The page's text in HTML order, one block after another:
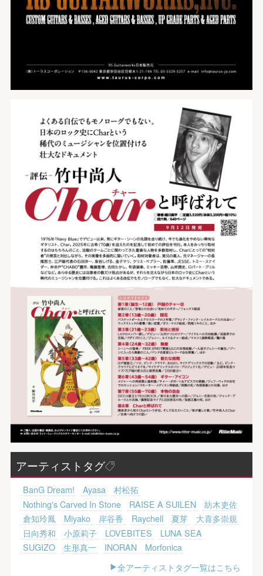
アーティストタグ
BanG Dream! Ayasa
村松拓
Nothing's Carved In Stone
RAISE A SUILEN
紡木吏佐
倉知玲鳳
Miyako 岸谷香 Raychell 夏芽
大喜多崇規
日向秀和
小原莉子 LOVEBITES
LUNA SEA
SUGIZO
生形真一 INORAN
Morfonica
全アーティストタグ一覧はこちら